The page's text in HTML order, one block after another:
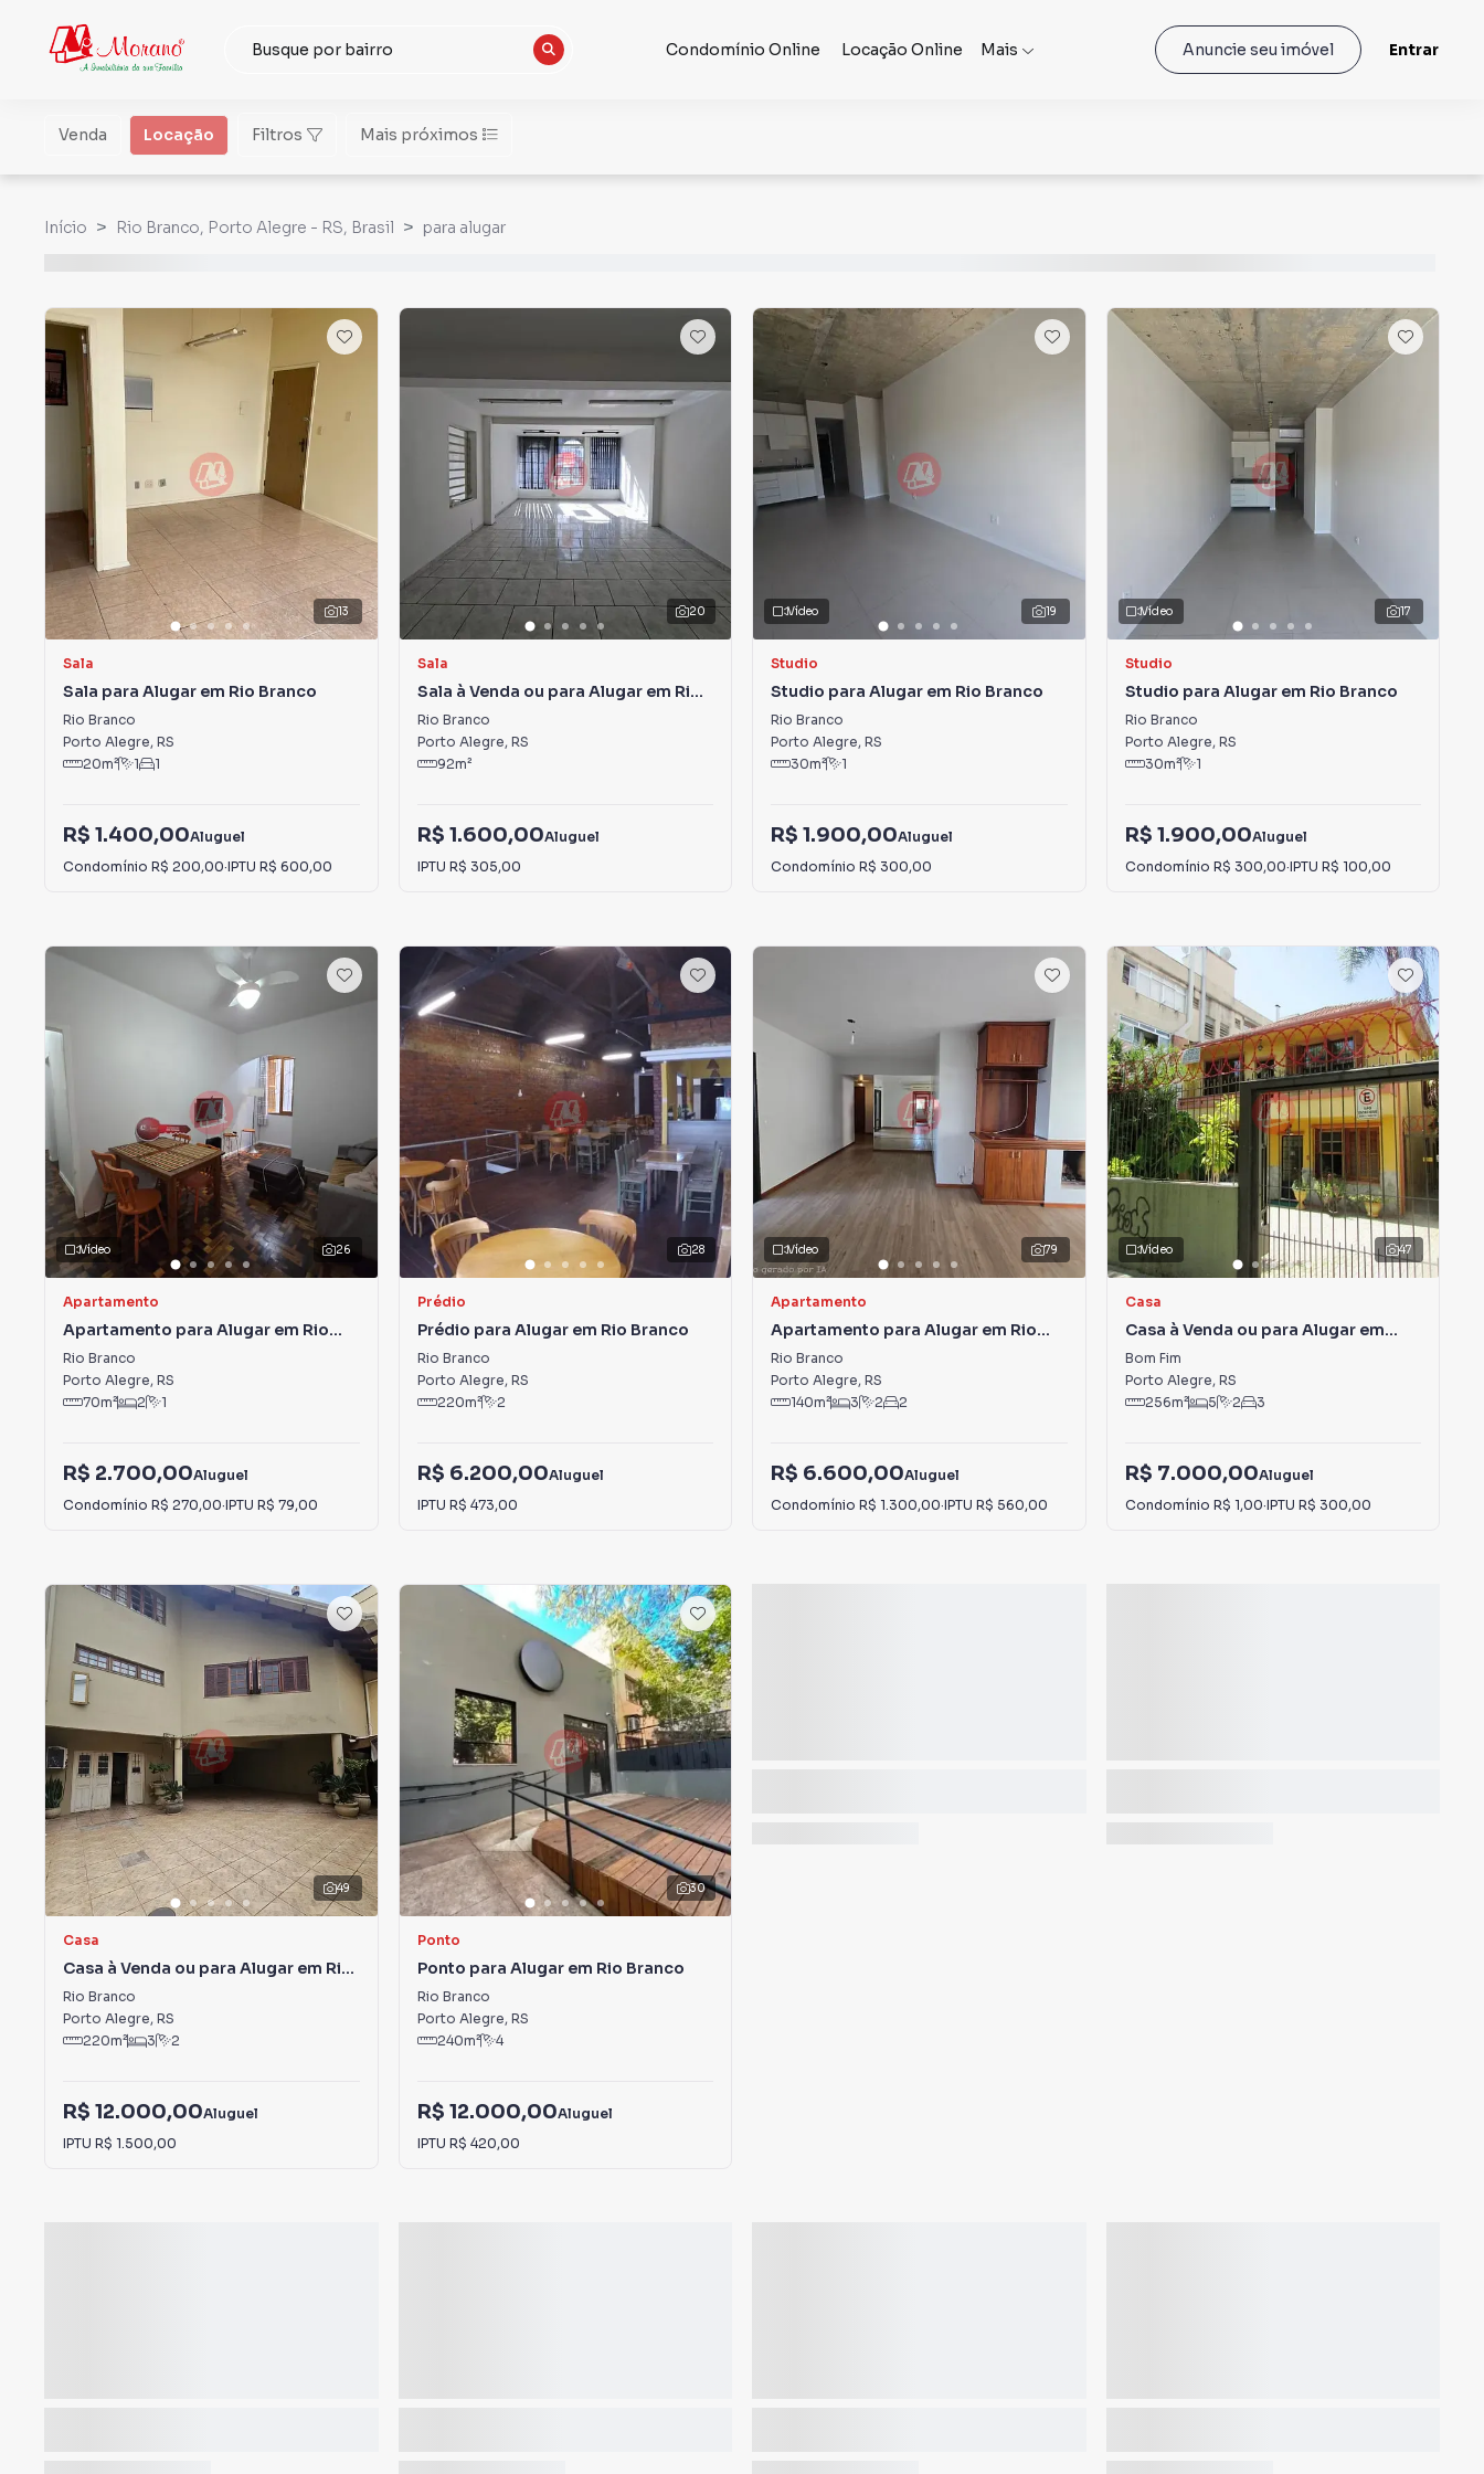
Condomínio Online Locação Online Mais Anuncie seu imóvel Entrar
Venda Locação Filtros Mais próximos
Início Rio Branco, Porto Alegre - RS, Brasil para alugar
13
Sala
Sala para Alugar em Rio Branco
Rio Branco
Porto Alegre, RS
20m² 1 1
R$ 1.400,00Aluguel
Condomínio R$ 200,00·IPTU R$ 600,00
20
Sala
Sala à Venda ou para Alugar em Rio
Branco
Rio Branco
Porto Alegre, RS
92m²
R$ 1.600,00Aluguel
IPTU R$ 305,00
19
Vídeo
Studio
Studio para Alugar em Rio Branco
Rio Branco
Porto Alegre, RS
30m² 1
R$ 1.900,00Aluguel
Condomínio R$ 300,00
17
Vídeo
Studio
Studio para Alugar em Rio Branco
Rio Branco
Porto Alegre, RS
30m² 1
R$ 1.900,00Aluguel
Condomínio R$ 300,00·IPTU R$ 100,00
26
Vídeo
Apartamento
Apartamento para Alugar em Rio
Branco
Rio Branco
Porto Alegre, RS
70m² 2 1
R$ 2.700,00Aluguel
Condomínio R$ 270,00·IPTU R$ 79,00
28
Prédio
Prédio para Alugar em Rio Branco
Rio Branco
Porto Alegre, RS
220m² 2
R$ 6.200,00Aluguel
IPTU R$ 473,00
79
Vídeo
Apartamento
Apartamento para Alugar em Rio
Branco
Rio Branco
Porto Alegre, RS
140m² 3 2 2
R$ 6.600,00Aluguel
Condomínio R$ 1.300,00·IPTU R$ 560,00
47
Vídeo
Casa
Casa à Venda ou para Alugar em
Bom Fim
Bom Fim
Porto Alegre, RS
256m² 5 2 3
R$ 7.000,00Aluguel
Condomínio R$ 1,00·IPTU R$ 300,00
49
Casa
Casa à Venda ou para Alugar em Rio
Branco
Rio Branco
Porto Alegre, RS
220m² 3 2
R$ 12.000,00Aluguel
IPTU R$ 1.500,00
30
Ponto
Ponto para Alugar em Rio Branco
Rio Branco
Porto Alegre, RS
240m² 4
R$ 12.000,00Aluguel
IPTU R$ 420,00